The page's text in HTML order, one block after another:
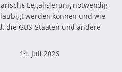
Legalisierung notwendig
werden können und wie
die GUS-Staaten und andere
14. Juli 2026